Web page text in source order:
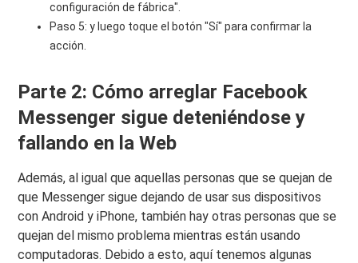
configuración de fábrica".
Paso 5: y luego toque el botón "Sí" para confirmar la
acción.
Parte 2: Cómo arreglar Facebook
Messenger sigue deteniéndose y
fallando en la Web
Además, al igual que aquellas personas que se quejan de
que Messenger sigue dejando de usar sus dispositivos
con Android y iPhone, también hay otras personas que se
quejan del mismo problema mientras están usando
computadoras. Debido a esto, aquí tenemos algunas